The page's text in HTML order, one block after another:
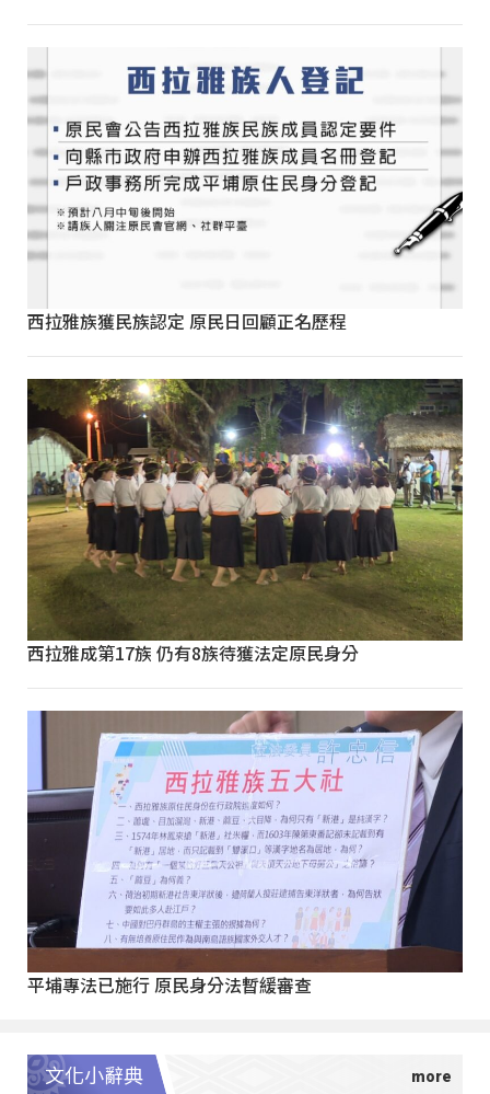
西拉雅族獲民族認定 原民日回顧正名歷程
西拉雅成第17族 仍有8族待獲法定原民身分
平埔專法已施行 原民身分法暫緩審查
文化小辭典